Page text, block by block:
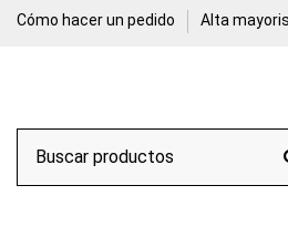
Cómo hacer un pedido Alta